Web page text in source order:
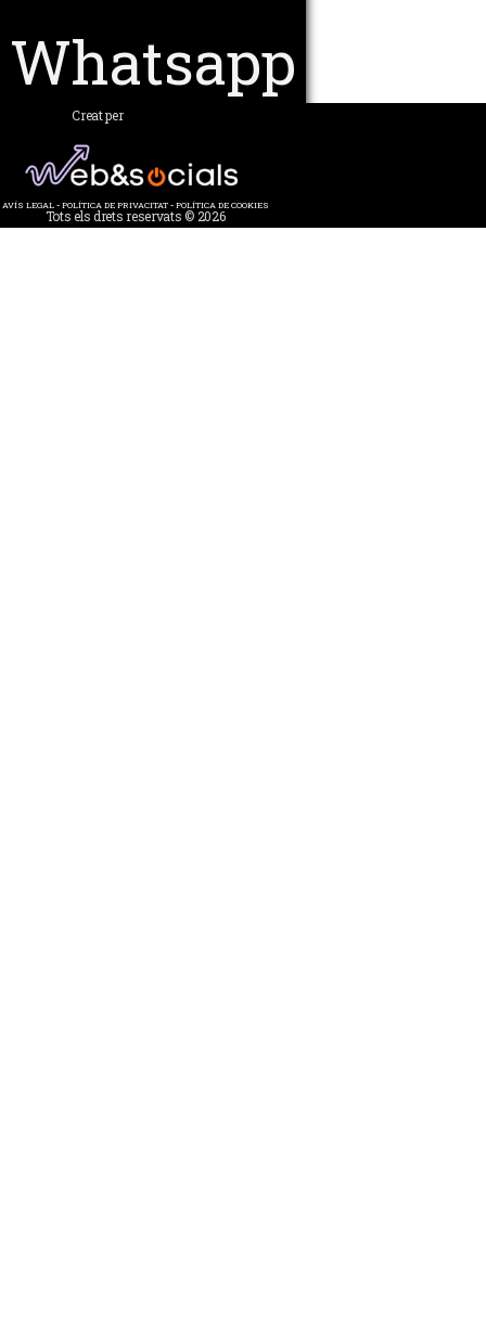
Whatsapp
Creat per
AVÍS LEGAL- POLÍTICA DE PRIVACITAT- POLÍTICA DE COOKIES
Tots els drets reservats © 2026